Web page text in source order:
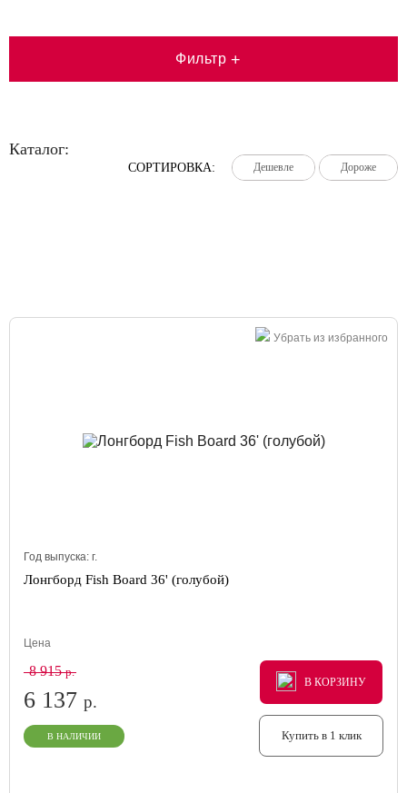
Фильтр +
Каталог:
СОРТИРОВКА: Дешевле
Дешевле
Дешевле Дороже
Дороже
Дороже
Убрать из избранного
Год выпуска: г.
Лонгборд Fish Board 36' (голубой)
Цена
8 915р.
6 137 р.
В НАЛИЧИИ
В КОРЗИНУ
В КОРЗИНУ
В КОРЗИНУ
Купить в 1 клик